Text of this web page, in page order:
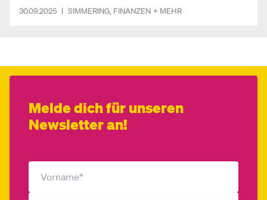
so darf mit Fördergeld nicht umgegangen werden.
30.09.2025 | SIMMERING FINANZEN + MEHR
Melde dich für unseren
Newsletter an!